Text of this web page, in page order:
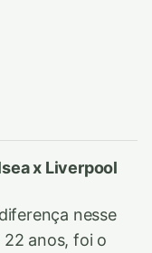
x Liverpool
nesse
22 anos, foi o